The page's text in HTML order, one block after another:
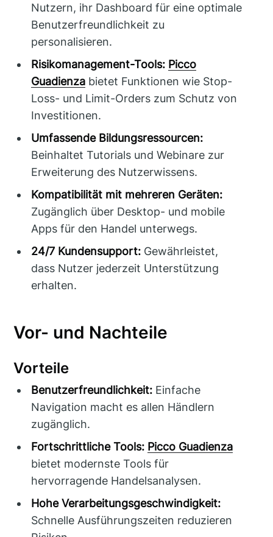
Nutzern, ihr Dashboard für eine optimale
Benutzerfreundlichkeit zu
personalisieren.
Risikomanagement-Tools: Picco
Guadienza bietet Funktionen wie Stop-
Loss- und Limit-Orders zum Schutz von
Investitionen.
Umfassende Bildungsressourcen:
Beinhaltet Tutorials und Webinare zur
Erweiterung des Nutzerwissens.
Kompatibilität mit mehreren Geräten:
Zugänglich über Desktop- und mobile
Apps für den Handel unterwegs.
24/7 Kundensupport: Gewährleistet,
dass Nutzer jederzeit Unterstützung
erhalten.
Vor- und Nachteile
Vorteile
Benutzerfreundlichkeit: Einfache
Navigation macht es allen Händlern
zugänglich.
Fortschrittliche Tools: Picco Guadienza
bietet modernste Tools für
hervorragende Handelsanalysen.
Hohe Verarbeitungsgeschwindigkeit:
Schnelle Ausführungszeiten reduzieren